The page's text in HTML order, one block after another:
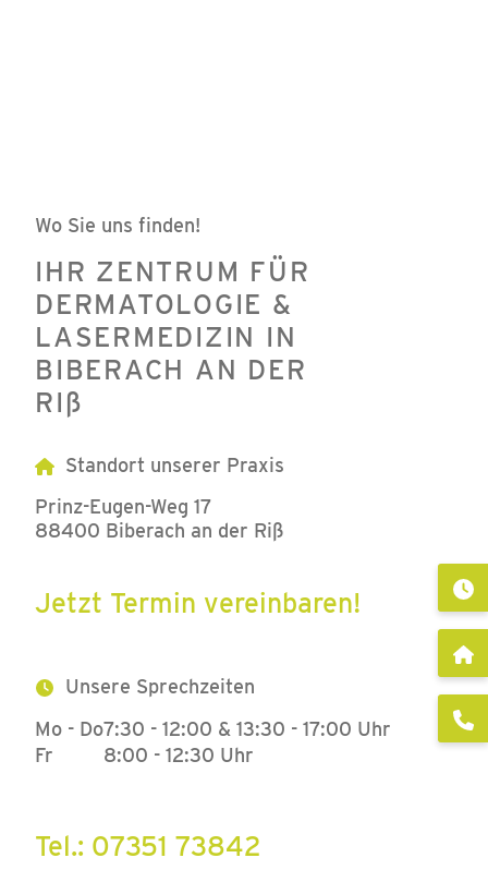
Wo Sie uns finden!
IHR ZENTRUM FÜR
DERMATOLOGIE &
LASERMEDIZIN IN
BIBERACH AN DER
RIß
Standort unserer Praxis
Prinz-Eugen-Weg 17
88400 Biberach an der Riß
Jetzt Termin vereinbaren!
Unsere Sprechzeiten
Mo - Do7:30 - 12:00 & 13:30 - 17:00 Uhr
Fr
8:00 - 12:30 Uhr
Tel.: 07351 73842